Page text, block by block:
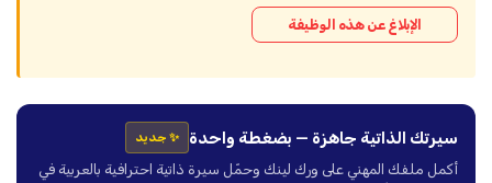
الإبلاغ عن هذه الوظيفة
سيرتك الذاتية جاهزة — بضغطة واحدة ✨ جديد
أكمل ملفك المهني على ورك لينك وحمّل سيرة ذاتية احترافية بالعربية في